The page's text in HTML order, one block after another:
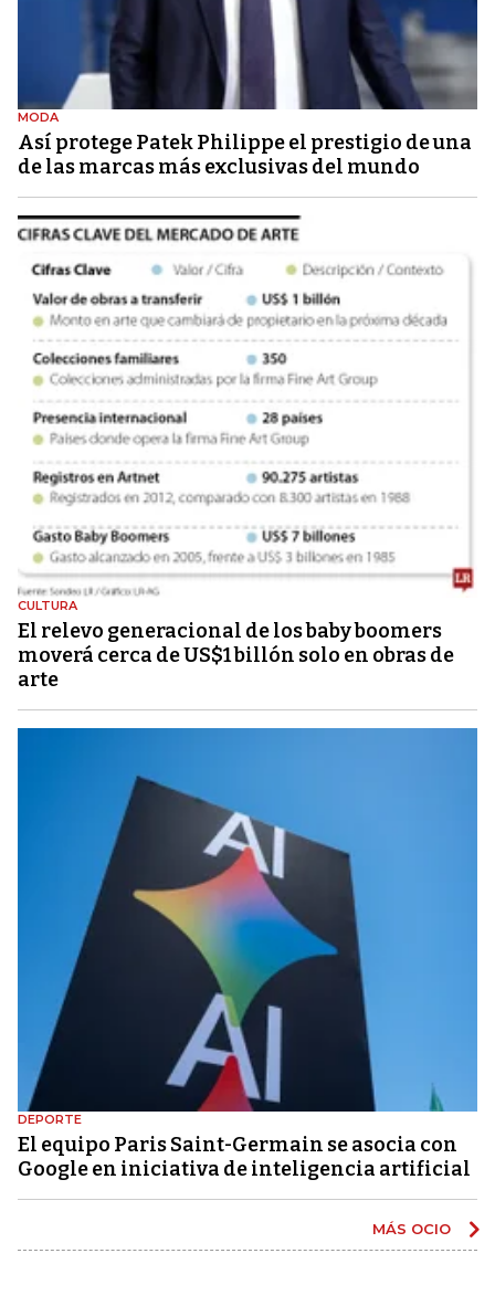
MODA
Así protege Patek Philippe el prestigio de una
de las marcas más exclusivas del mundo
CULTURA
El relevo generacional de los baby boomers
moverá cerca de US$1 billón solo en obras de
arte
DEPORTE
El equipo Paris Saint-Germain se asocia con
Google en iniciativa de inteligencia artificial
MÁS OCIO